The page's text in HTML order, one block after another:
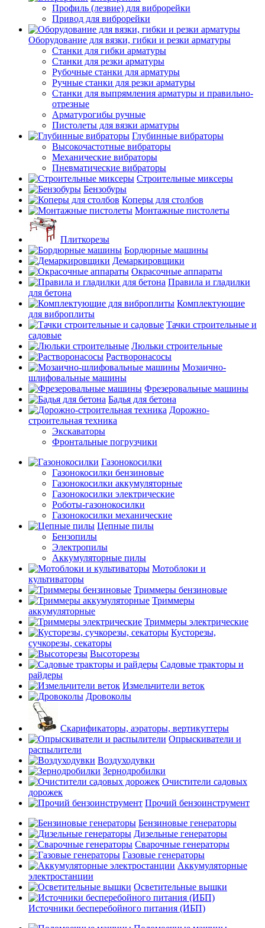
Профиль (лезвие) для виброрейки
Привод для виброрейки
Оборудование для вязки, гибки и резки арматуры
Станки для гибки арматуры
Станки для резки арматуры
Рубочные станки для арматуры
Ручные станки для резки арматуры
Станки для выпрямления арматуры и правильно-
отрезные
Арматурогибы ручные
Пистолеты для вязки арматуры
Глубинные вибраторы
Высокочастотные вибраторы
Механические вибраторы
Пневматические вибраторы
Строительные миксеры
Бензобуры
Коперы для столбов
Монтажные пистолеты
Плиткорезы
Бордюрные машины
Демаркировщики
Окрасочные аппараты
Правила и гладилки
для бетона
Комплектующие
для виброплиты
Тачки строительные и
садовые
Люльки строительные
Растворонасосы
Мозаично-
шлифовальные машины
Фрезеровальные машины
Бадья для бетона
Дорожно-
строительная техника
Экскаваторы
Фронтальные погрузчики
Газонокосилки
Газонокосилки бензиновые
Газонокосилки аккумуляторные
Газонокосилки электрические
Роботы-газонокосилки
Газонокосилки механические
Цепные пилы
Бензопилы
Электропилы
Аккумуляторные пилы
Мотоблоки и
культиваторы
Триммеры бензиновые
Триммеры
аккумуляторные
Триммеры электрические
Кусторезы,
сучкорезы, секаторы
Высоторезы
Садовые тракторы и
райдеры
Измельчители веток
Дровоколы
Скарификаторы, аэраторы, вертикуттеры
Опрыскиватели и
распылители
Воздуходувки
Зернодробилки
Очистители садовых
дорожек
Прочий бензоинструмент
Бензиновые генераторы
Дизельные генераторы
Сварочные генераторы
Газовые генераторы
Аккумуляторные
электростанции
Осветительные вышки
Источники бесперебойного питания (ИБП)